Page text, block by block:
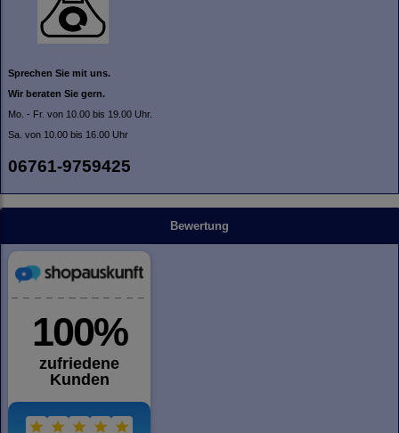
Sprechen Sie mit uns.
Wir beraten Sie gern.
Mo. - Fr. von 10.00 bis 19.00 Uhr.
Sa. von 10.00 bis 16.00 Uhr
06761-9759425
Bewertung